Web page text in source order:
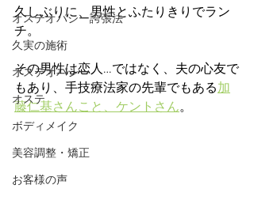
オステオパシー誇張法
久実の施術
オステオパシー
オステ
ボディメイク
美容調整・矯正
お客様の声
久しぶりに、男性とふたりきりでラン
チ。
その男性は恋人…ではなく、夫の心友で
もあり、手技療法家の先輩でもある加
藤仁基さんこと、ケントさん。